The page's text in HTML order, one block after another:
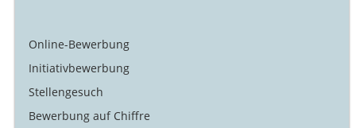
Online-Bewerbung
Initiativbewerbung
Stellengesuch
Bewerbung auf Chiffre